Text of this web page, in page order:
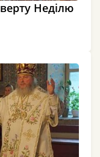
Неділю